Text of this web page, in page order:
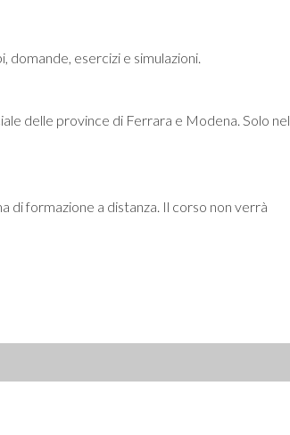
esercizi e simulazioni.
delle province di Ferrara e Modena. Solo nel
di formazione a distanza. Il corso non verrà